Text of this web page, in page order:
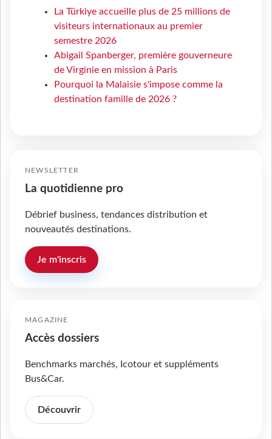
La Türkiye accueille plus de 25 millions de
visiteurs internationaux au premier
semestre 2026
Abigail Spanberger, première gouverneure
de Virginie en mission à Paris
Pourquoi la Malaisie s'impose comme la
destination famille de 2026 ?
NEWSLETTER
La quotidienne pro
Débrief business, tendances distribution et
nouveautés destinations.
Je m'inscris
MAGAZINE
Accès dossiers
Benchmarks marchés, Icotour et suppléments
Bus&Car.
Découvrir